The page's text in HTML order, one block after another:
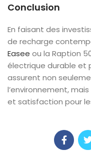
Conclusion
En faisant des
de recharge
Easee ou la Raption
électrique durable et
assurent non
l’environnement,
et satisfaction pour